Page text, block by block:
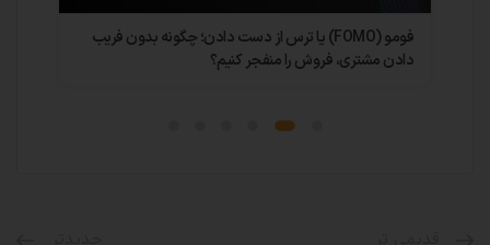
فومو (FOMO) یا ترس از دست دادن؛ چگونه بدون فریب
دادن مشتری، فروش را منفجر کنیم؟